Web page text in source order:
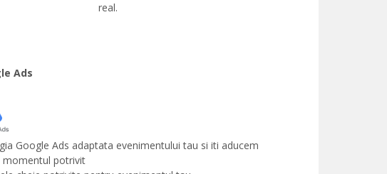
real.
Ads
Google Ads adaptata evenimentului tau si iti aducem
momentul potrivit